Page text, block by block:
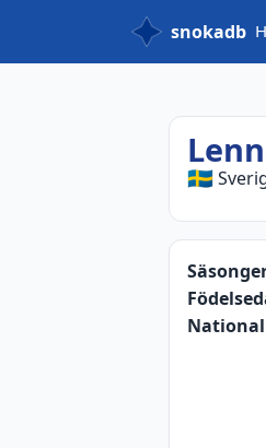
snokadb
🇸🇪